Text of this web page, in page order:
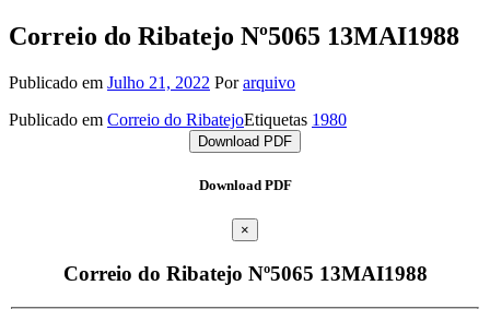
Correio do Ribatejo Nº5065 13MAI1988
Publicado em Julho 21, 2022 Porarquivo
Publicado em Correio do RibatejoEtiquetas 1980
Download PDF
Download PDF
×
Correio do Ribatejo Nº5065 13MAI1988